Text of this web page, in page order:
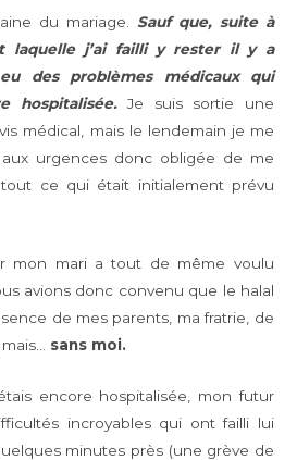
du mariage.
Sauf que, suite à
laquelle j’ai failli y rester il y a
des problèmes médicaux qui
hospitalisée.Je suis sortie une
médical, mais le lendemain je me
urgences donc obligée de me
ce qui était initialement prévu
mon mari a tout de même voulu
avions donc convenu que le halal
de mes parents, ma fratrie, de
sans moi.
encore hospitalisée, mon futur
incroyables qui ont failli lui
minutes près (une grève de